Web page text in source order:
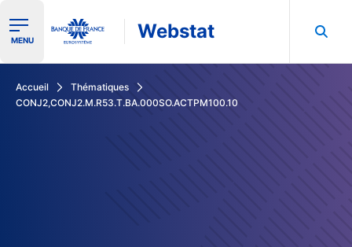
Ouvrir le menu de navigation
MENU Webstat
Accueil
Thématiques
CONJ2,CONJ2.M.R53.T.BA.000SO.ACTPM100.10